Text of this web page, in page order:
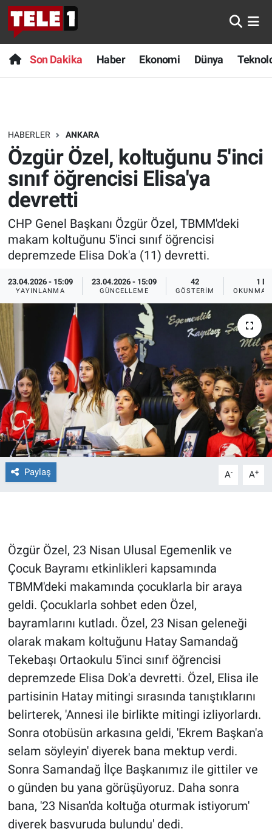
Son Dakika Haber Ekonomi Dünya
HABERLER ANKARA
Özgür Özel, koltuğunu 5'inci
sınıf öğrencisi Elisa'ya
devretti
CHP Genel Başkanı Özgür Özel, TBMM'deki
makam koltuğunu 5'inci sınıf öğrencisi
depremzede Elisa Dok'a (11) devretti.
23.04.2026 - 15:09
YAYINLANMA
23.04.2026 - 15:09
GÜNCELLEME
42
GÖSTERIM
1 DK
OKUNMA
Paylaş A- A+
Özgür Özel, 23 Nisan Ulusal Egemenlik ve
Çocuk Bayramı etkinlikleri kapsamında
TBMM'deki makamında çocuklarla bir araya
geldi. Çocuklarla sohbet eden Özel,
bayramlarını kutladı. Özel, 23 Nisan geleneği
olarak makam koltuğunu Hatay Samandağ
Tekebaşı Ortaokulu 5'inci sınıf öğrencisi
depremzede Elisa Dok'a devretti. Özel, Elisa ile
partisinin Hatay mitingi sırasında tanıştıklarını
belirterek, 'Annesi ile birlikte mitingi izliyorlardı.
Sonra otobüsün arkasına geldi, 'Ekrem Başkan'a
selam söyleyin' diyerek bana mektup verdi.
Sonra Samandağ İlçe Başkanımız ile gittiler ve
o günden bu yana görüşüyoruz. Daha sonra
bana, '23 Nisan'da koltuğa oturmak istiyorum'
diyerek başvuruda bulundu' dedi.
Anında Manşet
Başka Sohbetler
Bilim turu
Bilim ve Teknoloji Evreni
Doğa Konuşuyor
Dünya
Ege Saati
Ege'den Esintiler
Eğlence
Ekonomi
Forum
Gerçeğin İzinde
Gün Başlıyor
Gün Ortası
Gündem Özel
Günün görüntüsü
Haber
İlan
Kimdir
Koronavirüs
Kültür Sanat
Ne demişti
Nedir
Son Dakika
Haber
Dünya
Teknoloji
Sağlık
Spor
Yayın Akışı
İletişim
Nöbetçi Eczaneler
Hava Durumu
Trafik Durumu
Süper Lig Puan Durumu ve Fikstür
Tüm Manşetler
Son Dakika Haberleri
Haber Arşivi